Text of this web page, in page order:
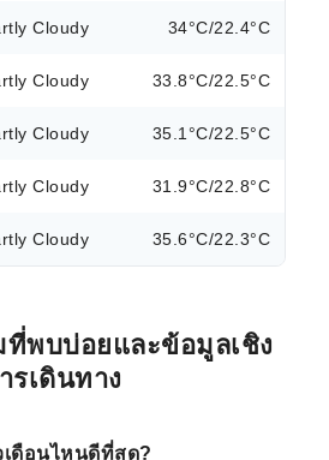
Cloudy 34°C/22.4°C
Cloudy 33.8°C/22.5°C
Cloudy 35.1°C/22.5°C
Cloudy 31.9°C/22.8°C
Cloudy 35.6°C/22.3°C
ที่พบบ่อยและข้อมูลเชิง
รเดินทาง
เดือนไหนดีที่สุด?